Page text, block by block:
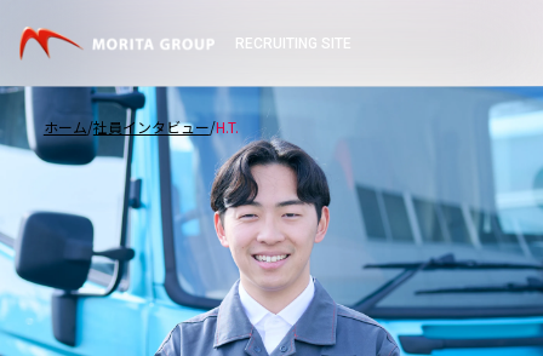
RECRUITING SITE
ホーム 社員インタビュー H.T.